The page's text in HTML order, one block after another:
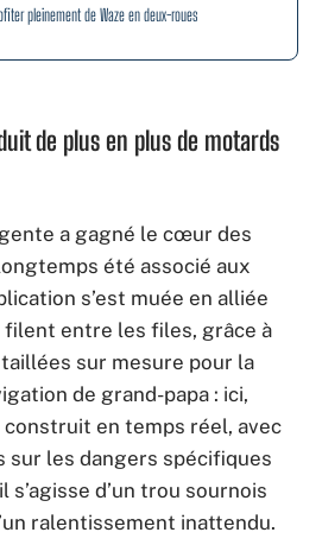
pleinement de Waze en deux-roues
de plus en plus de motards
a gagné le cœur des
été associé aux
s’est muée en alliée
entre les files, grâce à
sur mesure pour la
de grand-papa : ici,
en temps réel, avec
sur les dangers spécifiques
s’agisse d’un trou sournois
ralentissement inattendu.